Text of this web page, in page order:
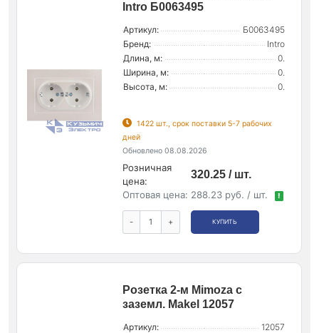
Intro Б0063495
Артикул:
Б0063495
Бренд:
Intro
Длина, м:
0.
Ширина, м:
0.
Высота, м:
0.
1422 шт., срок поставки 5-7 рабочих
дней
Обновлено 08.08.2026
Розничная
цена:
320.25 / шт.
Оптовая цена: 288.23 руб. / шт. !
- + КУПИТЬ
Розетка 2-м Mimoza с
заземл. Makel 12057
Артикул:
12057